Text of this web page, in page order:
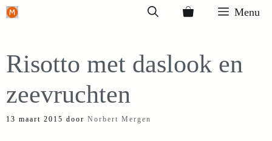
Ga
inhoud
Menu
Risotto met daslook en
zeevruchten
13 maart 2015 door Norbert Mergen